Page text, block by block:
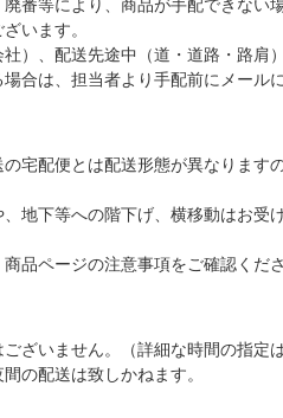
番等により、商品が手配できない
います。
）、配送先途中（道・道路・路肩
合は、担当者より手配前にメール
宅配便とは配送形態が異なります
地下等への階下げ、横移動はお受
品ページの注意事項をご確認くださ
ざいません。（詳細な時間の指定
の配送は致しかねます。